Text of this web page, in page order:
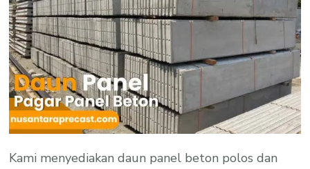
Kami menyediakan daun panel beton polos dan